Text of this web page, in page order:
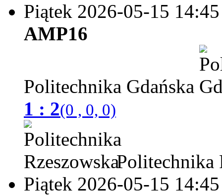
Piątek 2026-05-15 14:45
AMP16
Politechnika Gdańska
1 : 2(0 , 0, 0)
Politechnika
Piątek 2026-05-15 14:45